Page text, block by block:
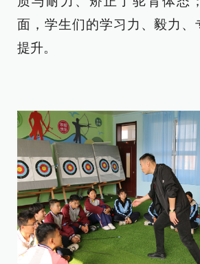
面，学生们的学习力、毅力、
提升。